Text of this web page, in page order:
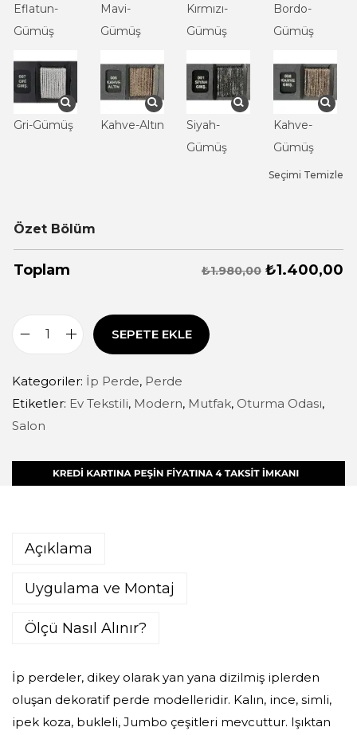
Eflatun-
Gümüş
Mavi-
Gümüş
Kırmızı-
Gümüş
Bordo-
Gümüş
Gri-Gümüş Kahve-Altın
Siyah-
Gümüş
Kahve-
Gümüş
Seçimi Temizle
Özet Bölüm
Toplam ₺1.980,00 ₺1.400,00
SEPETE EKLE
Kategoriler: İp Perde, Perde
Etiketler: Ev Tekstili, Modern, Mutfak, Oturma Odası,
Salon
Açıklama
Uygulama ve Montaj
Ölçü Nasıl Alınır?
İp perdeler, dikey olarak yan yana dizilmiş iplerden
oluşan dekoratif perde modelleridir. Kalın, ince, simli,
ipek koza, bukleli, Jumbo çeşitleri mevcuttur. Işıktan